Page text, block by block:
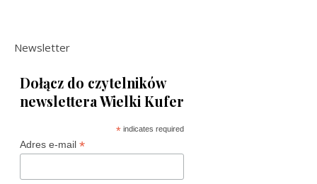
Newsletter
Dołącz do czytelników
newslettera Wielki Kufer
* indicates required
Adres e-mail *